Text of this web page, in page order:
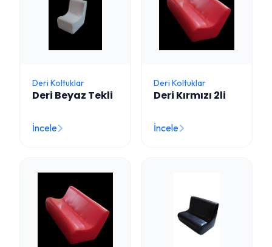
Deri Koltuklar
Deri Beyaz Tekli
İncele
Deri Koltuklar
Deri Kırmızı 2li
İncele